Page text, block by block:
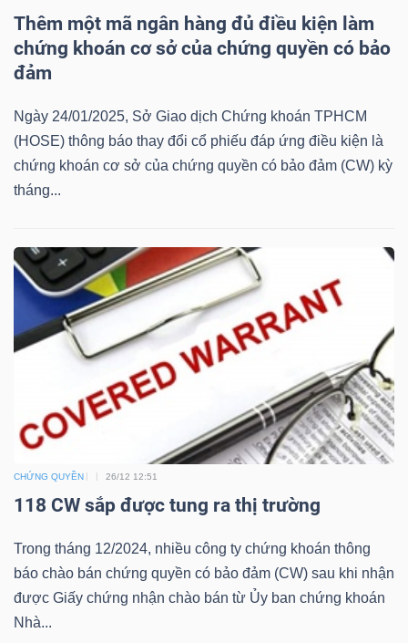
Thêm một mã ngân hàng đủ điều kiện làm
chứng khoán cơ sở của chứng quyền có bảo
đảm
Ngày 24/01/2025, Sở Giao dịch Chứng khoán TPHCM
(HOSE) thông báo thay đổi cổ phiếu đáp ứng điều kiện là
chứng khoán cơ sở của chứng quyền có bảo đảm (CW) kỳ
tháng...
CHỨNG QUYỀN 26/12 12:51
118 CW sắp được tung ra thị trường
Trong tháng 12/2024, nhiều công ty chứng khoán thông
báo chào bán chứng quyền có bảo đảm (CW) sau khi nhận
được Giấy chứng nhận chào bán từ Ủy ban chứng khoán
Nhà...
Lãnh
đạo
(-)
Tất cả Người nội bộ Người liên quan Cổ đông lớn
Tin
tức
Bài
viết
của
tác
cáo
phân
(-)
Thuật